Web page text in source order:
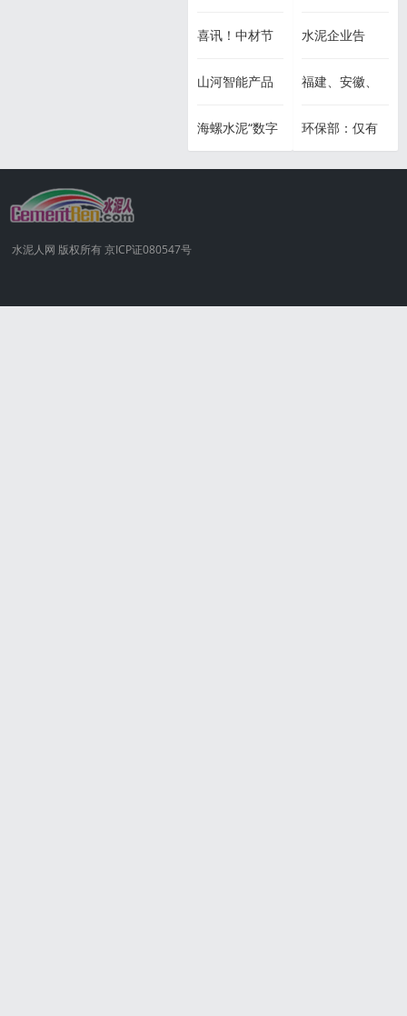
板都在干什么
地区水泥企业
竞争如此惨烈
水泥企业告
急！这些水泥
企业已开始裁
员
福建、安徽、
江苏等省水泥
价格纷纷走低
环保部：仅有
24家水泥企业
牌全新升级
语版志信智能
物流系统成功
上线
喜讯！中材节
能中标最大的
水泥集团余热
发电改造项
山河智能产品
交付中国能建
葛洲坝集团
海螺水泥“数字
化矿山”优化岗
水泥人网 版权所有 京ICP证080547号